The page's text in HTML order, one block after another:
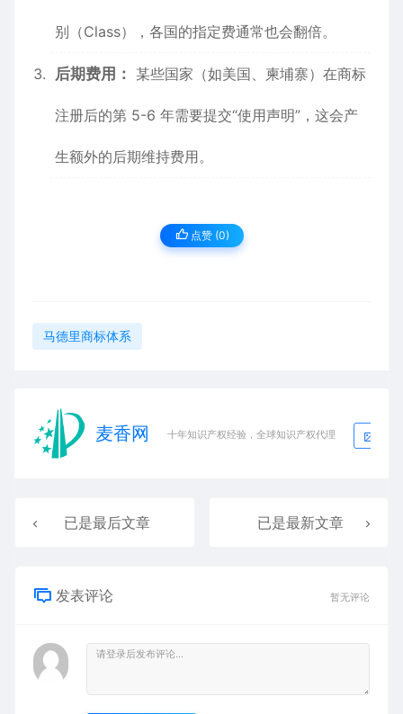
别（Class），各国的指定费通常也会翻倍。
后期费用： 某些国家（如美国、柬埔寨）在商标
注册后的第 5-6 年需要提交“使用声明”，这会产
生额外的后期维持费用。
点赞 (0)
马德里商标体系
麦香网 十年知识产权经验，全球知识产权代理
已是最后文章 已是最新文章
发表评论 暂无评论